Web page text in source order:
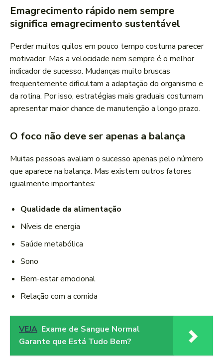
Emagrecimento rápido nem sempre
significa emagrecimento sustentável
Perder muitos quilos em pouco tempo costuma parecer
motivador. Mas a velocidade nem sempre é o melhor
indicador de sucesso. Mudanças muito bruscas
frequentemente dificultam a adaptação do organismo e
da rotina. Por isso, estratégias mais graduais costumam
apresentar maior chance de manutenção a longo prazo.
O foco não deve ser apenas a balança
Muitas pessoas avaliam o sucesso apenas pelo número
que aparece na balança. Mas existem outros fatores
igualmente importantes:
Qualidade da alimentação
Níveis de energia
Saúde metabólica
Sono
Bem-estar emocional
Relação com a comida
VEJA Exame de Sangue Normal
Garante que Está Tudo Bem?